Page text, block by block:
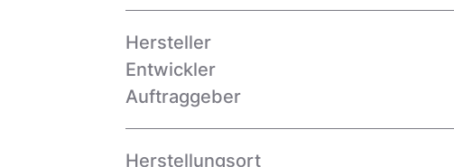
Hersteller
Entwickler
Auftraggeber
Herstellungsort